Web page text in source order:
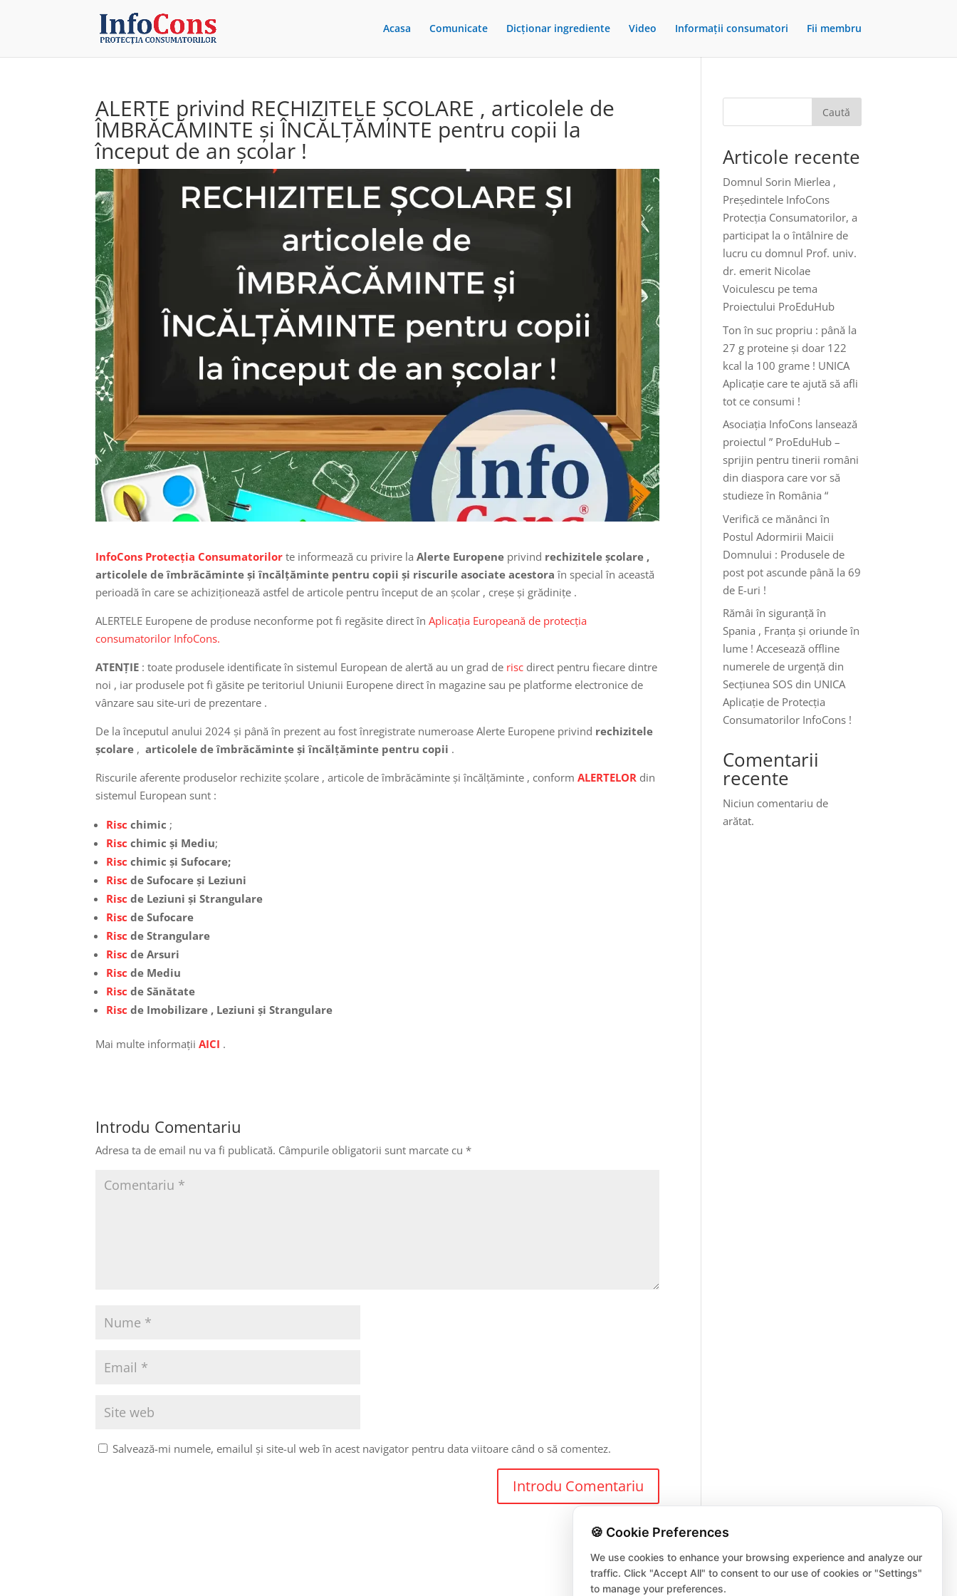
Acasa Comunicate Dicționar ingrediente Video Informații consumatori Fii membru
ALERTE privind RECHIZITELE ȘCOLARE , articolele de
ÎMBRĂCĂMINTE și ÎNCĂLȚĂMINTE pentru copii la
început de an școlar !
InfoCons Protecția Consumatorilor te informează cu privire la Alerte Europene privind rechizitele școlare ,
articolele de îmbrăcăminte și încălțăminte pentru copii și riscurile asociate acestoraîn special în această
perioadă în care se achiziționează astfel de articole pentru început de an școlar , creșe și grădinițe .
ALERTELE Europene de produse neconforme pot fi regăsite direct înAplicația Europeană de protecția
consumatorilor InfoCons.
ATENȚIE : toate produsele identificate în sistemul European de alertă au un grad de risc direct pentru fiecare dintre
noi , iar produsele pot fi găsite pe teritoriul Uniunii Europene direct în magazine sau pe platforme electronice de
vânzare sau site-uri de prezentare .
De la începutul anului 2024 și până în prezent au fost înregistrate numeroase Alerte Europene privind rechizitele
școlare ,articolele de îmbrăcăminte și încălțăminte pentru copii .
Riscurile aferente produselor rechizite școlare , articole de îmbrăcăminte și încălțăminte , conformALERTELOR din
sistemul European sunt :
Risc chimic ;
Risc chimic și Mediu;
Risc chimic și Sufocare;
Risc de Sufocare și Leziuni
Risc de Leziuni și Strangulare
Risc de Sufocare
Risc de Strangulare
Risc de Arsuri
Risc de Mediu
Risc de Sănătate
Risc de Imobilizare , Leziuni și Strangulare
Mai multe informațiiAICI .
Introdu Comentariu
Adresa ta de email nu va fi publicată. Câmpurile obligatorii sunt marcate cu*
Salvează-mi numele, emailul și site-ul web în acest navigator pentru data viitoare când o să comentez.
Caută
Articole recente
Domnul Sorin Mierlea ,
Președintele InfoCons
Protecția Consumatorilor, a
participat la o întâlnire de
lucru cu domnul Prof. univ.
dr. emerit Nicolae
Voiculescu pe tema
Proiectului ProEduHub
Ton în suc propriu : până la
27 g proteine și doar 122
kcal la 100 grame ! UNICA
Aplicație care te ajută să afli
tot ce consumi !
Asociația InfoCons lansează
proiectul ” ProEduHub –
sprijin pentru tinerii români
din diaspora care vor să
studieze în România “
Verifică ce mănânci în
Postul Adormirii Maicii
Domnului : Produsele de
post pot ascunde până la 69
de E-uri !
Rămâi în siguranță în
Spania , Franța și oriunde în
lume ! Accesează offline
numerele de urgență din
Secțiunea SOS din UNICA
Aplicație de Protecția
Consumatorilor InfoCons !
Comentarii
recente
Niciun comentariu de
arătat.
🍪 Cookie Preferences
We use cookies to enhance your browsing experience and analyze our
traffic. Click "Accept All" to consent to our use of cookies or "Settings"
to manage your preferences.